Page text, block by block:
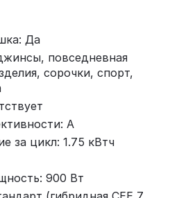
Да
повседневная
сорочки, спорт,
A
за цикл: 1.75 кВтч
900 Вт